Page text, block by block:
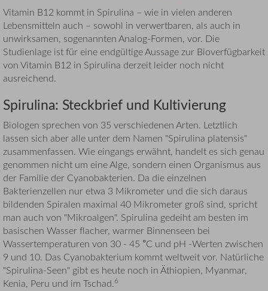
Vitamin B12 kommt in Spirulina – wie in vielen anderen
Lebensmitteln auch – sowohl in verwertbaren, als auch in
unwirksamen, sogenannten Analog-Formen, vor. Die
Studienlage ist für eine endgültige Aussage zur Bioverfügbarkeit
von Vitamin B12 in Spirulina derzeit leider noch nicht
ausreichend.
Spirulina: Steckbrief und Kultivierung
Biologen sprechen von 35 verschiedenen Arten. Letztlich
lassen sich aber alle unter dem Namen "Spirulina platensis"
zusammenfassen. Wie eingangs erwähnt, handelt es sich genau
genommen nicht um eine Alge, sondern einen Organismus aus
der Familie der Cyanobakterien. Da die einzelnen
Bakterienzellen nur etwa 3 Mikrometer und die sich daraus
bildenden Spiralen maximal 40 Mikrometer groß sind, spricht
man auch von "Mikroalgen". Spirulina gedeiht am besten im
basischen Wasser flacher, warmer Binnenseen bei
Wassertemperaturen von 30 - 45 °C und pH -Werten zwischen
9 und 10. Das Cyanobakterium kommt weltweit vor. Natürliche
"Spirulina-Seen" gibt es heute noch in Äthiopien, Myanmar,
Kenia, Peru und im Tschad.6